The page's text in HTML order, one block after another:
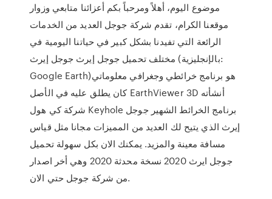
موضوع اليوم، أهلاً ومرحباً بكم أعزائنا متابعي وزوار
موقعنا الكرام، تقدم شركة جوجل العديد من الخدمات
الرائعة التي تفيدنا بشكل كبير في حياتنا اليومية في
مختلف تحميل جوجل إيرث جوجل إيرث (بالإنجليزية:
Google Earth)‏ هو برنامج خرائطي وجغرافي معلوماتي
كان يطلق عليه في الأصل EarthViewer 3D أنشأته
شركة كي هول Keyhole برنامج الخرائط الشهير جوجل
إيرث الذي يتيح لك العديد من المميزات مجانا مثل قياس
مسافة معينة والمزيد. يمكنك الان بكل سهولة تحميل
جوجل ايرث 2020 نسخة محدثة 2020 وهي أخر اصدار
من شركة جوجل حتي الان.